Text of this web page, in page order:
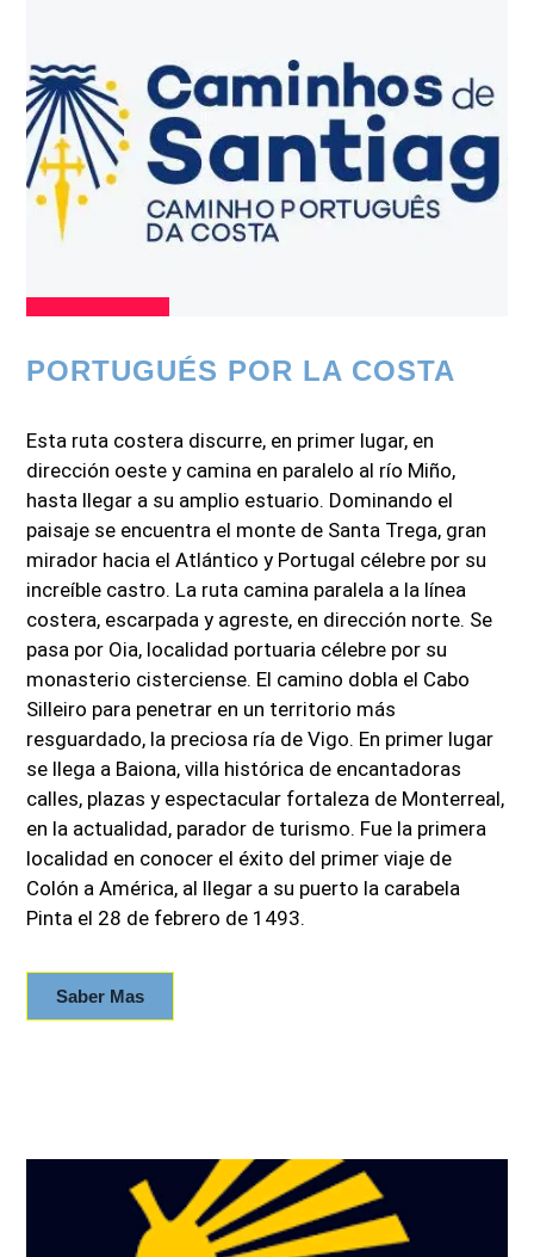
PORTUGUÉS POR LA COSTA
Esta ruta costera discurre, en primer lugar, en
dirección oeste y camina en paralelo al río Miño,
hasta llegar a su amplio estuario. Dominando el
paisaje se encuentra el monte de Santa Trega, gran
mirador hacia el Atlántico y Portugal célebre por su
increíble castro. La ruta camina paralela a la línea
costera, escarpada y agreste, en dirección norte. Se
pasa por Oia, localidad portuaria célebre por su
monasterio cisterciense. El camino dobla el Cabo
Silleiro para penetrar en un territorio más
resguardado, la preciosa ría de Vigo. En primer lugar
se llega a Baiona, villa histórica de encantadoras
calles, plazas y espectacular fortaleza de Monterreal,
en la actualidad, parador de turismo. Fue la primera
localidad en conocer el éxito del primer viaje de
Colón a América, al llegar a su puerto la carabela
Pinta el 28 de febrero de 1493.
Saber Mas